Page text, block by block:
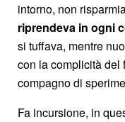
intorno, non
riprendeva in ogni
si tuffava, mentre
con la complicità del
compagno di
Fa incursione, in